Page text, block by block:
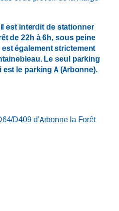
est interdit de stationner
de 22h à 6h, sous peine
également strictement
Le seul parking
le parking A (Arbonne).
D409 d’Arbonne la Forêt